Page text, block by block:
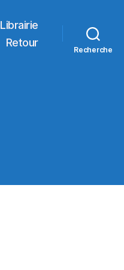
Librairie
Retour
Recherche